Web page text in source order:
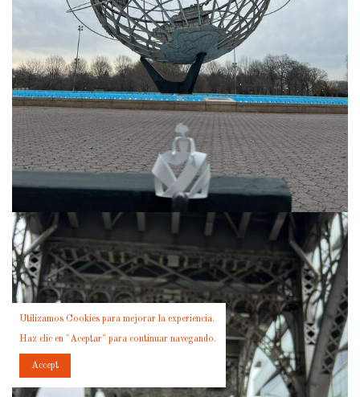
Utilizamos Cookies para mejorar la experiencia.
Haz clic en "Aceptar" para continuar navegando.
Accept